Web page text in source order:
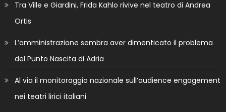
Tra Ville e Giardini, Frida Kahlo rivive nel teatro di Andrea
Ortis
L’amministrazione sembra aver dimenticato il problema
del Punto Nascita di Adria
Al via il monitoraggio nazionale sull’audience engagement
nei teatri lirici italiani